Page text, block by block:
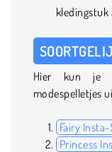
kledingstuk
Hier kun je
modespelletjes
Fairy
Princess